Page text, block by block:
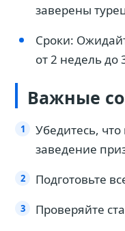
заверены
Сроки:
от 2 недель до
Важные
Убедитесь,
заведение
Подготовьте
Проверяйте